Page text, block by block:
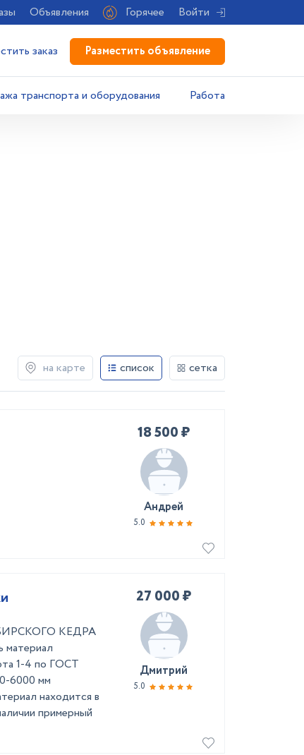
Объявления Горячее Войти
заказ Разместить объявление
транспорта и оборудования Работа
на карте список сетка
18 500 ₽
Андрей
5.0
КЕДРА
1-4 по ГОСТ
6000 мм
находится в
примерный
27 000 ₽
Дмитрий
5.0